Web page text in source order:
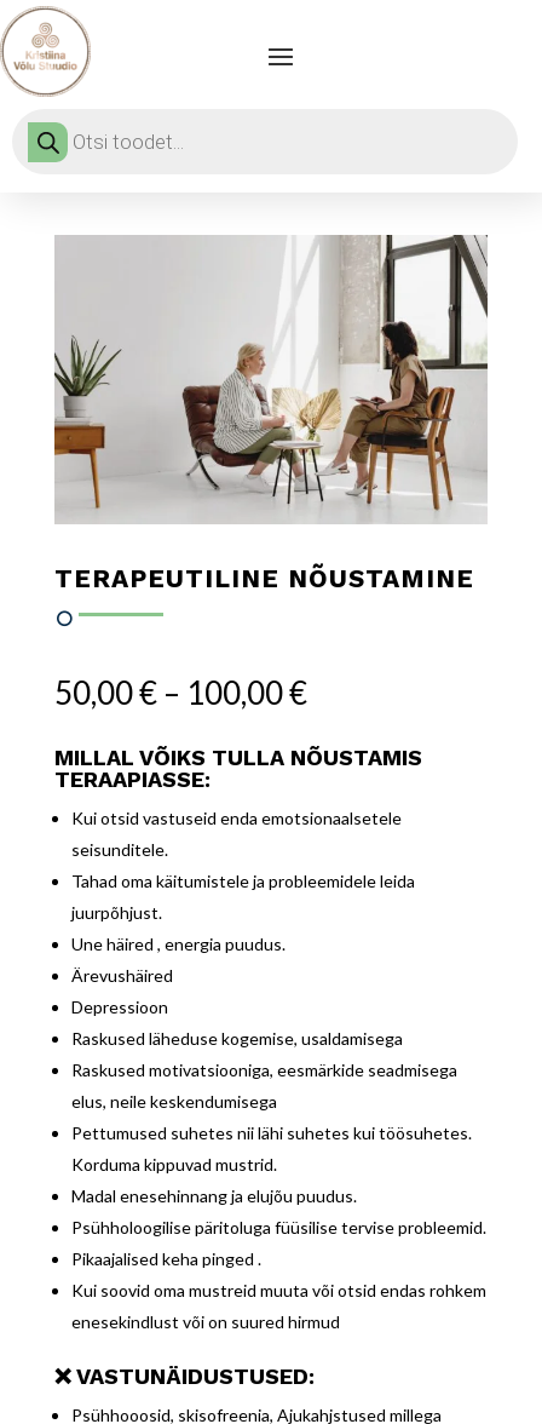
search
TERAPEUTILINE NÕUSTAMINE
50,00€ – 100,00€Hinnavahemik:
kuni
100,00 €
MILLAL VÕIKS TULLA NÕUSTAMIS
TERAAPIASSE:
Kui otsid vastuseid enda emotsionaalsetele
seisunditele.
Tahad oma käitumistele ja probleemidele leida
juurpõhjust.
Une häired , energia puudus.
Ärevushäired
Depressioon
Raskused läheduse kogemise, usaldamisega
Raskused motivatsiooniga, eesmärkide seadmisega
elus, neile keskendumisega
Pettumused suhetes nii lähi suhetes kui töösuhetes.
Korduma kippuvad mustrid.
Madal enesehinnang ja elujõu puudus.
Psühholoogilise päritoluga füüsilise tervise probleemid.
Pikaajalised keha pinged .
Kui soovid oma mustreid muuta või otsid endas rohkem
enesekindlust või on suured hirmud
❌ VASTUNÄIDUSTUSED:
Psühhooosid, skisofreenia, Ajukahjstused millega